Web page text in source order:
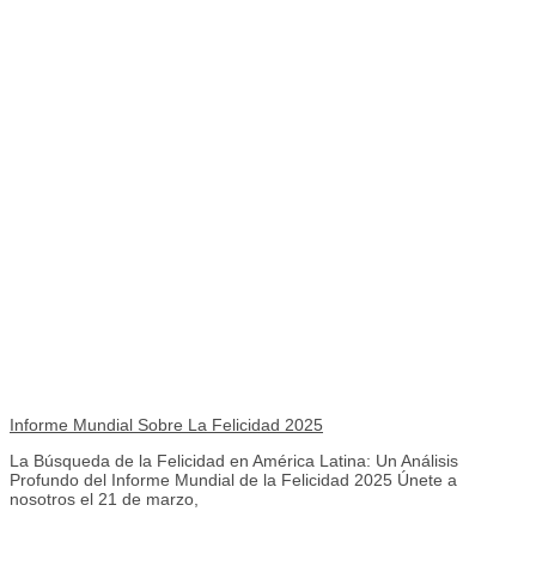
Informe Mundial Sobre La Felicidad 2025
La Búsqueda de la Felicidad en América Latina: Un Análisis
Profundo del Informe Mundial de la Felicidad 2025 Únete a
nosotros el 21 de marzo,